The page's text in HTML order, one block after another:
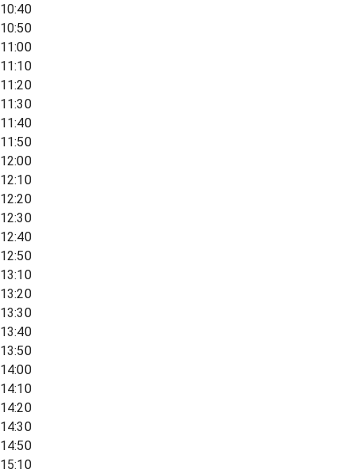
10:40
10:50
11:00
11:10
11:20
11:30
11:40
11:50
12:00
12:10
12:20
12:30
12:40
12:50
13:10
13:20
13:30
13:40
13:50
14:00
14:10
14:20
14:30
14:50
15:10